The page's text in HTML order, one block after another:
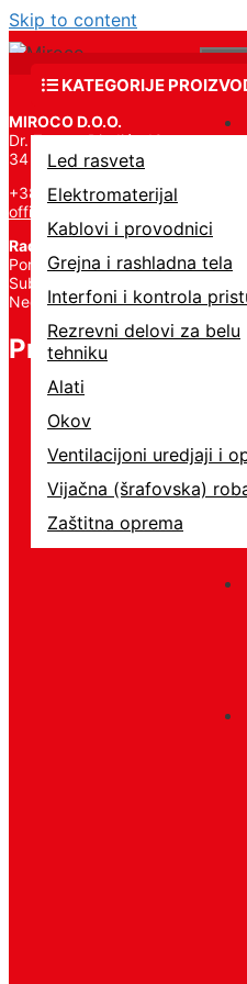
Skip to content
KATEGORIJE
Led rasveta
Elektromaterijal
Kablovi i provodnici
Grejna i rashladna tela
Interfoni i kontrola
Rezrevni delovi za belu
tehniku
Alati
Okov
Ventilacijoni uredjaji i
Vijačna (šrafovska)
Zaštitna oprema
MIROCO D.O.O.
Dr. Zorana Đinđića 19,
34 000 Kragujevac
+381 34 331 824
office@miroco.rs
Radno vreme
Pon – Petak | 8:00 – 20:00,
Subota | 8:00 – 15:00,
Nedelja – Ne radimo
Proizvodi